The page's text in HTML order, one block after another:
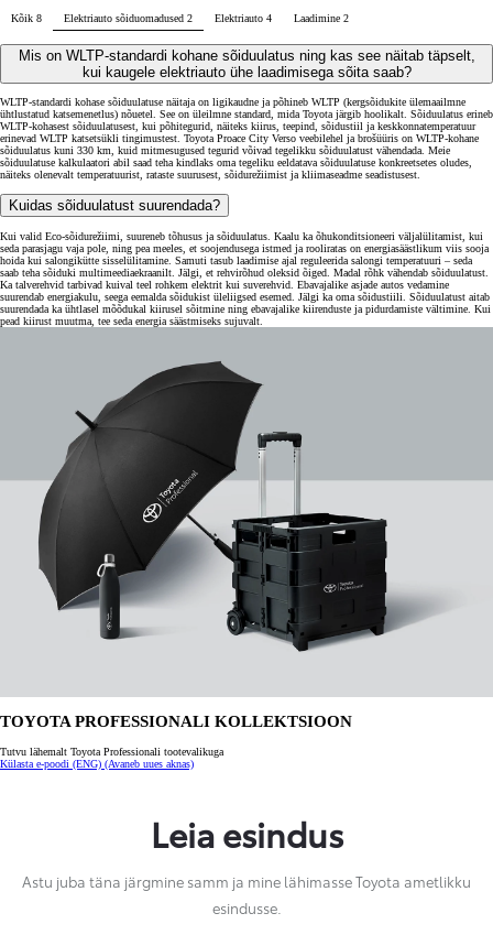
Kõik 8 Elektriauto sõiduomadused 2 Elektriauto 4 Laadimine 2
Mis on WLTP-standardi kohane sõiduulatus ning kas see näitab täpselt,
kui kaugele elektriauto ühe laadimisega sõita saab?
WLTP-standardi kohase sõiduulatuse näitaja on ligikaudne ja põhineb WLTP (kergsõidukite ülemaailmne
ühtlustatud katsemenetlus) nõuetel. See on üleilmne standard, mida Toyota järgib hoolikalt. Sõiduulatus erineb
WLTP-kohasest sõiduulatusest, kui põhitegurid, näiteks kiirus, teepind, sõidustiil ja keskkonnatemperatuur
erinevad WLTP katsetsükli tingimustest. Toyota Proace City Verso veebilehel ja brošüüris on WLTP-kohane
sõiduulatus kuni 330 km, kuid mitmesugused tegurid võivad tegelikku sõiduulatust vähendada. Meie
sõiduulatuse kalkulaatori abil saad teha kindlaks oma tegeliku eeldatava sõiduulatuse konkreetsetes oludes,
näiteks olenevalt temperatuurist, rataste suurusest, sõidurežiimist ja kliimaseadme seadistusest.
Kuidas sõiduulatust suurendada?
Kui valid Eco-sõidurežiimi, suureneb tõhusus ja sõiduulatus. Kaalu ka õhukonditsioneeri väljalülitamist, kui
seda parasjagu vaja pole, ning pea meeles, et soojendusega istmed ja rooliratas on energiasäästlikum viis sooja
hoida kui salongikütte sisselülitamine. Samuti tasub laadimise ajal reguleerida salongi temperatuuri – seda
saab teha sõiduki multimeediaekraanilt. Jälgi, et rehvirõhud oleksid õiged. Madal rõhk vähendab sõiduulatust.
Ka talverehvid tarbivad kuival teel rohkem elektrit kui suverehvid. Ebavajalike asjade autos vedamine
suurendab energiakulu, seega eemalda sõidukist üleliigsed esemed. Jälgi ka oma sõidustiili. Sõiduulatust aitab
suurendada ka ühtlasel mõõdukal kiirusel sõitmine ning ebavajalike kiirenduste ja pidurdamiste vältimine. Kui
pead kiirust muutma, tee seda energia säästmiseks sujuvalt.
TOYOTA PROFESSIONALI KOLLEKTSIOON
Tutvu lähemalt Toyota Professionali tootevalikuga
Külasta e-poodi (ENG) (Avaneb uues aknas)
Leia esindus
Astu juba täna järgmine samm ja mine lähimasse Toyota ametlikku
esindusse.